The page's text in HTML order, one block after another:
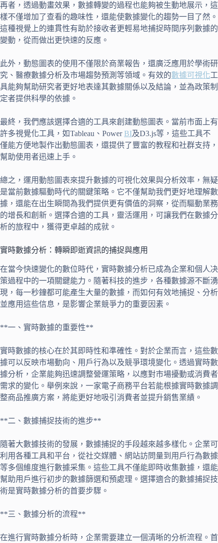
再者，透過動畫效果，數據轉變的過程也能夠被生動地展示，這
樣不僅增加了查看的趣味性，還能使數據變化的趨勢一目了然。
這種視覺上的連貫性有助於接收者更輕易地捕捉時間序列數據的
變動，從而做出更快速的反應。
此外，動態圖表的使用不僅限於商業報告，還廣泛應用於學術研
究、醫療數據分析及市場趨勢預測等領域。有效的數據可視化工
具能夠幫助研究者更好地表達其數據關係以及結論，並為政策制
定者提供科學的依據。
最終，我們應該選擇合適的工具來創建動態圖表。當前市面上有
許多視覺化工具，如Tableau、PowerBI及D3.js等，這些工具不
僅能方便地製作出動態圖表，還提供了豐富的教程和社群支持，
幫助使用者迅速上手。
總之，運用動態圖表來提升數據的可視化效果與分析效率，無疑
是當前數據驅動時代的關鍵策略。它不僅幫助我們更好地理解數
據，還能在出生瞬間為我們提供更有價值的洞察，從而驅動業務
的增長和創新。選擇合適的工具，靈活運用，可讓我們在數據分
析的旅程中，獲得更卓越的成就。
實時數據分析：轉瞬即逝資訊的捕捉與應用
在當今快速變化的數位時代，實時數據分析已成為企業和個人决
策過程中的一項關鍵能力。隨著科技的進步，各種數據源不斷湧
現，每一秒鐘都可能產生大量的數據，而如何有效地捕捉、分析
並應用這些信息，是影響企業競爭力的重要因素。
**一、實時數據的重要性**
實時數據的核心在於其即時性和準確性。對於企業而言，這些數
據可以反映市場動向、用戶行為以及競爭環境變化。透過實時數
據分析，企業能夠迅速調整營運策略，以應對市場擾動或消費者
需求的變化。舉例來說，一家電子商務平台若能根據實時數據調
整商品推廣方案，將能更好地吸引消費者並提升銷售業績。
**二、數據捕捉技術的進步**
隨著大數據技術的發展，數據捕捉的手段越來越多樣化。企業可
利用各種工具和平台，從社交媒體、網站訪問量到用戶行為數據
等多個維度進行數據采集。這些工具不僅能即時收集數據，還能
幫助用戶進行初步的數據篩選和預處理。選擇適合的數據捕捉技
術是實時數據分析的首要步驟。
**三、數據分析的流程**
在進行實時數據分析時，企業需要建立一個清晰的分析流程。首